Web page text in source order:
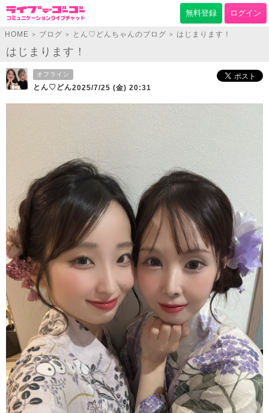
無料登録 ログイン
HOME > ブログ > とん♡どんちゃんのブログ > はじまります！
はじまります！
オフライン
とん♡どん2025/7/25 (金) 20:31